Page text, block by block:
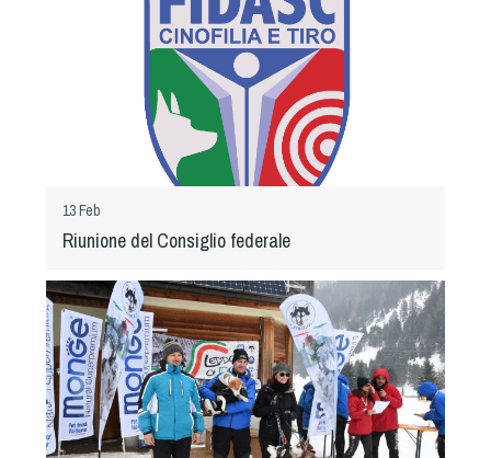
13 Feb
Riunione del Consiglio federale
Tiro con l'arco da caccia
Field Target
Paintball
Cinofilia Sportiva
Agility
DiscDog
Dog Balance
Dog Trail